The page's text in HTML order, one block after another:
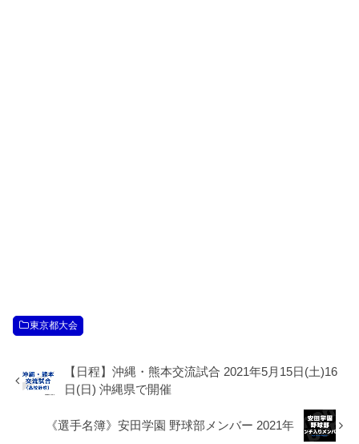
東京都大会
【日程】沖縄・熊本交流試合 2021年5月15日(土)16
日(日) 沖縄県で開催
《選手名簿》安田学園 野球部メンバー 2021年